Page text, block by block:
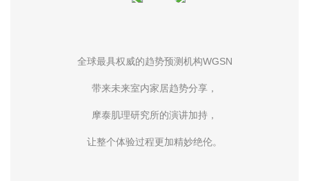
全球最具权威的趋势预测机构WGSN
带来未来室内家居趋势分享，
摩泰肌理研究所的演讲加持，
让整个体验过程更加精妙绝伦。